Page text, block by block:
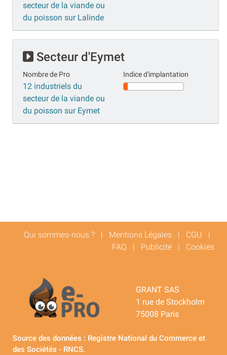
secteur de la viande ou
du poisson sur Lalinde
Secteur d'Eymet
Nombre de Pro
12 industriels du
secteur de la viande ou
du poisson sur Eymet
Indice d'implantation
Qui sommes-nous ? | Mentions Légales | CGU |
FAQ | Publicité | Cookies
GRANT SAS
1 rue de Stockholm
75008 Paris
Source des données : Registre National du Commerce et
des Sociétés - RNCS.